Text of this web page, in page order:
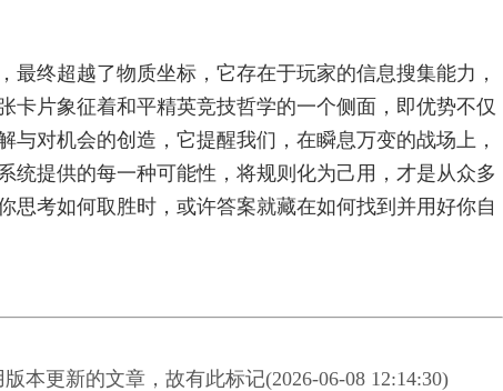
最终超越了物质坐标，它存在于玩家的信息搜集能力，
卡片象征着和平精英竞技哲学的一个侧面，即优势不仅
与对机会的创造，它提醒我们，在瞬息万变的战场上，
统提供的每一种可能性，将规则化为己用，才是从众多
思考如何取胜时，或许答案就藏在如何找到并用好你自
本更新的文章，故有此标记(2026-06-08 12:14:30)